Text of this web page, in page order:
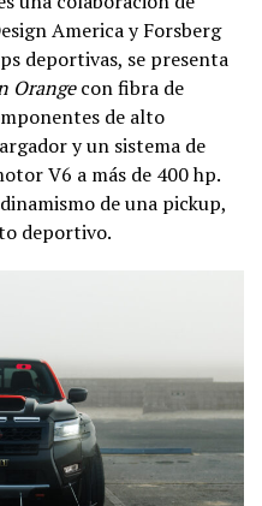
America y Forsberg
deportivas, se presenta
Orangecon fibra de
de alto
y un sistema de
V6 a más de 400 hp.
de una pickup,
deportivo.